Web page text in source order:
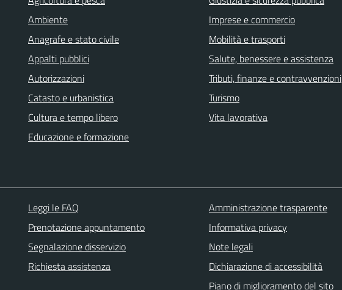
Ambiente
Anagrafe e stato civile
Appalti pubblici
Autorizzazioni
Catasto e urbanistica
Cultura e tempo libero
Educazione e formazione
Imprese e commercio
Mobilità e trasporti
Salute, benessere e assistenza
Tributi, finanze e contravvenzioni
Turismo
Vita lavorativa
Leggi le FAQ
Prenotazione appuntamento
Segnalazione disservizio
Richiesta assistenza
Amministrazione trasparente
Informativa privacy
Note legali
Dichiarazione di accessibilità
Piano di miglioramento del sito